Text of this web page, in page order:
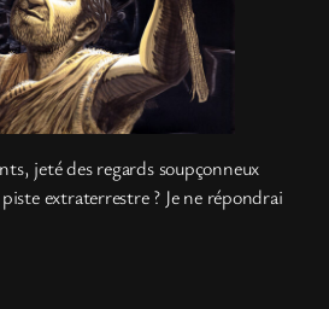
jeté des regards soupçonneux
extraterrestre ? Je ne répondrai